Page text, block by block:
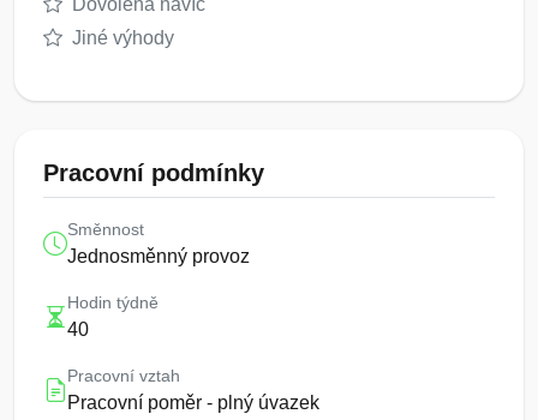
Dovolená navíc
Jiné výhody
Pracovní podmínky
Směnnost
Jednosměnný provoz
Hodin týdně
40
Pracovní vztah
Pracovní poměr - plný úvazek